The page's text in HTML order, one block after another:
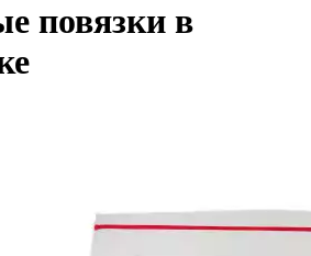
повязки в